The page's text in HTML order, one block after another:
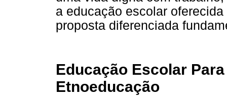
a educação escolar
proposta diferenciada
Educação Escolar
Etnoeducação